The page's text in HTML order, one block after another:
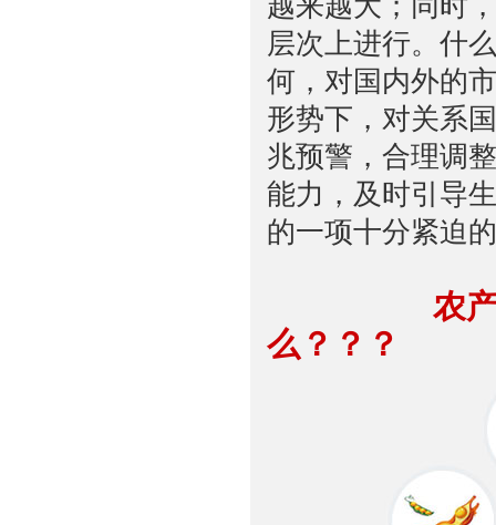
层次上进行。什
何，对国内外的
形势下，对关系
兆预警，合理调
能力，及时引导
的一项十分紧迫
农
么？？？